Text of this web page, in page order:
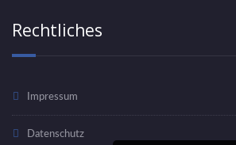
Rechtliches
Impressum
Datenschutz